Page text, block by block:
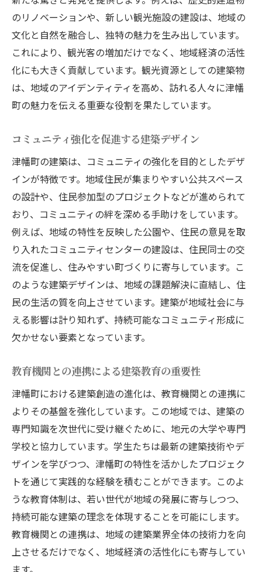
持続可能な地域発展を支える建築
観光客を呼び込む魅力的な建築物
地域住民の暮らしを改善する建築事例
建築の創造が石川県河北郡に与える影響を深掘
り
河北郡全体での建築トレンドの変化
地域文化を反映した建築の重要性
河北郡における住宅需要の展望
建設業界の発展がもたらす地域の未来
地域経済の成長を促進する建築の力
津幡町での建築が訪れる人々に提供する価値と
観光スポットとしての建築物
訪問者にとっての魅力ある空間作り
文化交流を促進する建築の可能性
利用者目線で考える快適な建築デザイン
地域の魅力を伝える建築ストーリー
石川県津幡町の独自文化と建築の融合が生む未
来
伝統文化を継承する現代建築
地域アイデンティティを反映した建築作品
未来志向の革新的な建築デザイン
文化資源としての建築の可能性
地域社会とともに歩む建築の姿
次世代に伝えるべき建築の価値
のリノベーションや、新しい観光施設の建設は、地域の
文化と自然を融合し、独特の魅力を生み出しています。
これにより、観光客の増加だけでなく、地域経済の活性
化にも大きく貢献しています。観光資源としての建築物
は、地域のアイデンティティを高め、訪れる人々に津幡
町の魅力を伝える重要な役割を果たしています。
コミュニティ強化を促進する建築デザイン
津幡町の建築は、コミュニティの強化を目的としたデザ
インが特徴です。地域住民が集まりやすい公共スペース
の設計や、住民参加型のプロジェクトなどが進められて
おり、コミュニティの絆を深める手助けをしています。
例えば、地域の特性を反映した公園や、住民の意見を取
り入れたコミュニティセンターの建設は、住民同士の交
流を促進し、住みやすい町づくりに寄与しています。こ
のような建築デザインは、地域の課題解決に直結し、住
民の生活の質を向上させています。建築が地域社会に与
える影響は計り知れず、持続可能なコミュニティ形成に
欠かせない要素となっています。
教育機関との連携による建築教育の重要性
津幡町における建築創造の進化は、教育機関との連携に
よりその基盤を強化しています。この地域では、建築の
専門知識を次世代に受け継ぐために、地元の大学や専門
学校と協力しています。学生たちは最新の建築技術やデ
ザインを学びつつ、津幡町の特性を活かしたプロジェク
トを通じて実践的な経験を積むことができます。このよ
うな教育体制は、若い世代が地域の発展に寄与しつつ、
持続可能な建築の理念を体現することを可能にします。
教育機関との連携は、地域の建築業界全体の技術力を向
上させるだけでなく、地域経済の活性化にも寄与してい
ます。